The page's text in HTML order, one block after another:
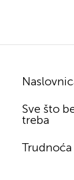
Sve što
treba
Trudnoća